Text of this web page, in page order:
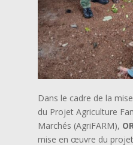
Dans le cadre de la
du Projet Agriculture
Marchés (AgriFARM),
mise en œuvre du